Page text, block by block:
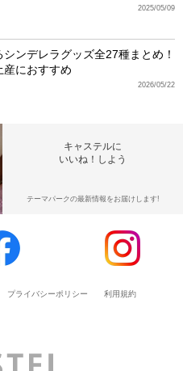
2025/05/09
ンデレラグッズ全27種まとめ！
産におすすめ
2026/05/22
キャステルに
いいね！しよう
テーマパークの最新情報をお届けします!
プライバシーポリシー 利用規約